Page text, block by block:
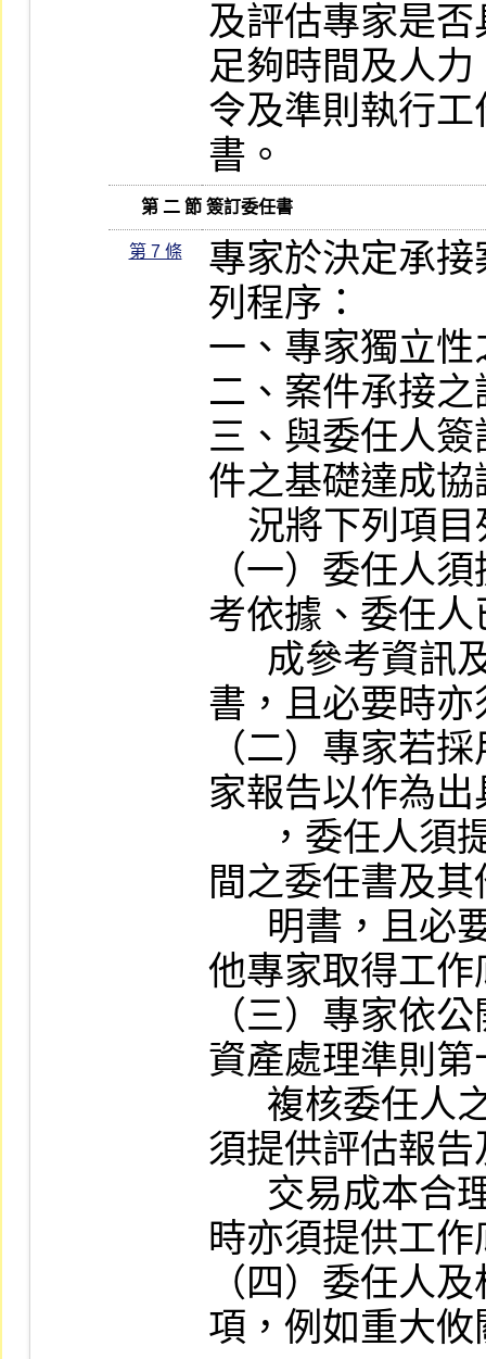
及評估專家是
足夠時間及人
令及準則執行
書。
      第 二 節 簽訂委任書
第 7 條
專家於決定承
列程序：
一、專家獨立性
二、案件承接之
三、與委任人
件之基礎達成
（一）委任人
考依據、委任
書，且必要時
（二）專家若
家報告以作為
間之委任書及
他專家取得工作
（三）專家依
資產處理準則
須提供評估報
時亦須提供工作
（四）委任人
項，例如重大